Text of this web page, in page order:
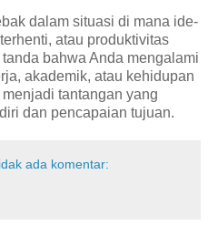
dalam situasi di mana ide-
atau produktivitas
bahwa Anda mengalami
akademik, atau kehidupan
tantangan yang
dan pencapaian tujuan.
ada komentar: